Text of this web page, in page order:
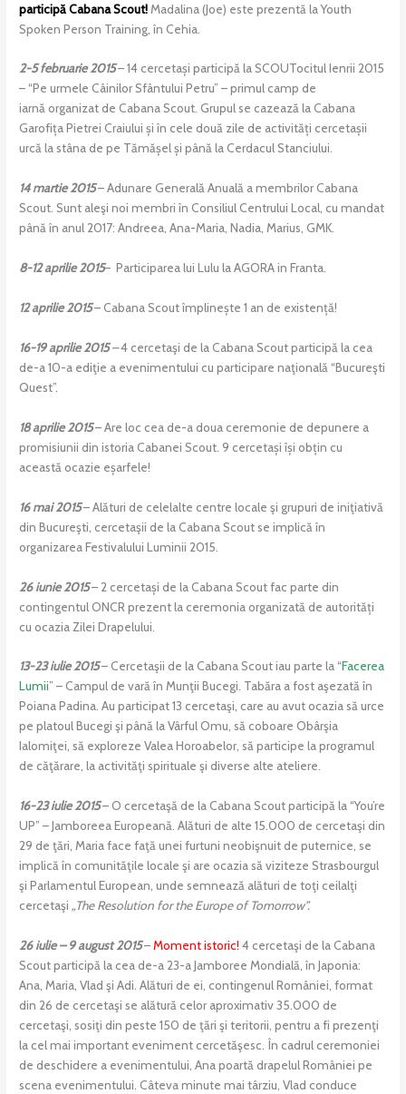
participă Cabana Scout! Madalina (Joe) este prezentă la Youth
Spoken Person Training, în Cehia.
2-5 februarie 2015– 14 cercetași participă la SCOUTocitul Ienrii 2015
– “Pe urmele Câinilor Sfântului Petru” – primul camp de
iarnă organizat de Cabana Scout. Grupul se cazează la Cabana
Garofița Pietrei Craiului și în cele două zile de activități cercetașii
urcă la stâna de pe Tămășel și până la Cerdacul Stanciului.
14 martie 2015– Adunare Generală Anuală a membrilor Cabana
Scout. Sunt aleşi noi membri în Consiliul Centrului Local, cu mandat
până în anul 2017: Andreea, Ana-Maria, Nadia, Marius, GMK.
8-12 aprilie 2015– Participarea lui Lulu la AGORA in Franta.
12 aprilie 2015– Cabana Scout împlinește 1 an de existență!
16-19 aprilie 2015–4 cercetaşi de la Cabana Scout participă la cea
de-a 10-a ediţie a evenimentului cu participare naţională “Bucureşti
Quest”.
18 aprilie 2015– Are loc cea de-a doua ceremonie de depunere a
promisiunii din istoria Cabanei Scout. 9 cercetași își obțin cu
această ocazie eșarfele!
16 mai 2015– Alături de celelalte centre locale şi grupuri de iniţiativă
din Bucureşti, cercetaşii de la Cabana Scout se implică în
organizarea Festivalului Luminii 2015.
26 iunie 2015– 2 cercetași de la Cabana Scout fac parte din
contingentul ONCR prezent la ceremonia organizată de autorități
cu ocazia Zilei Drapelului.
13-23 iulie 2015– Cercetaşii de la Cabana Scout iau parte la “Facerea
Lumii” – Campul de vară în Munţii Bucegi. Tabăra a fost aşezată în
Poiana Padina. Au participat 13 cercetaşi, care au avut ocazia să urce
pe platoul Bucegi şi până la Vârful Omu, să coboare Obârşia
Ialomiţei, să exploreze Valea Horoabelor, să participe la programul
de căţărare, la activităţi spirituale şi diverse alte ateliere.
16-23 iulie 2015– O cercetaşă de la Cabana Scout participă la “You’re
UP” – Jamboreea Europeană. Alături de alte 15.000 de cercetaşi din
29 de ţări, Maria face faţă unei furtuni neobişnuit de puternice, se
implică în comunităţile locale şi are ocazia să viziteze Strasbourgul
şi Parlamentul European, unde semnează alături de toţi ceilalţi
cercetaşi„The Resolution for the Europe of Tomorrow”.
26 iulie – 9 august 2015–Moment istoric! 4 cercetaşi de la Cabana
Scout participă la cea de-a 23-a Jamboree Mondială, în Japonia:
Ana, Maria, Vlad şi Adi. Alături de ei, contingenul României, format
din 26 de cercetaşi se alătură celor aproximativ 35.000 de
cercetaşi, sosiţi din peste 150 de ţări şi teritorii, pentru a fi prezenţi
la cel mai important eveniment cercetăşesc. În cadrul ceremoniei
de deschidere a evenimentului, Ana poartă drapelul României pe
scena evenimentului. Câteva minute mai târziu, Vlad conduce